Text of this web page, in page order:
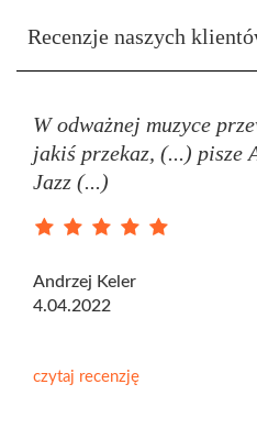
Recenzje naszych
W odważnej muzyce
jakiś przekaz, (...) pisze
Jazz (...)
Andrzej Keler
4.04.2022
czytaj recenzję